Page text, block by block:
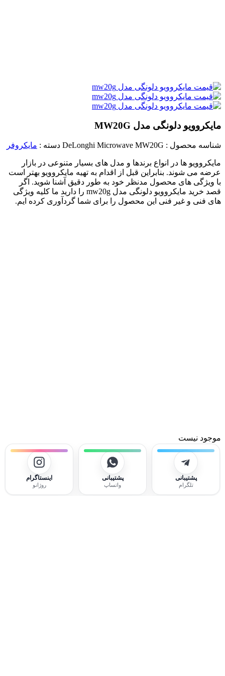
مایکروویو دلونگی مدل MW20G
شناسه محصول : DeLonghi Microwave MW20G دسته : مایکروفر
مایکروویو ها در انواع برندها و مدل های بسیار متنوعی در بازار
عرضه می شوند. بنابراین قبل از اقدام به تهیه مایکروویو بهتر است
با ویژگی های محصول مدنظر خود به طور دقیق آشنا شوید. اگر
قصد خرید مایکروویو دلونگی مدل mw20g را دارید ما کلیه ویژگی
های فنی و غیر فنی این محصول را برای شما گردآوری کرده ایم.
موجود نیست
پشتیبانی
تلگرام
پشتیبانی
واتساپ
اینستاگرام
روژانو